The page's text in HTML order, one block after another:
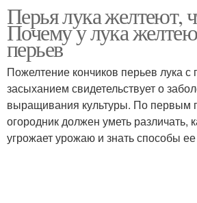
Перья лука желтеют,
Почему у лука
перьев
Пожелтение кончиков перьев лука
засыханием свидетельствует о
выращивания культуры. По первым
огородник должен уметь различать,
угрожает урожаю и знать способы